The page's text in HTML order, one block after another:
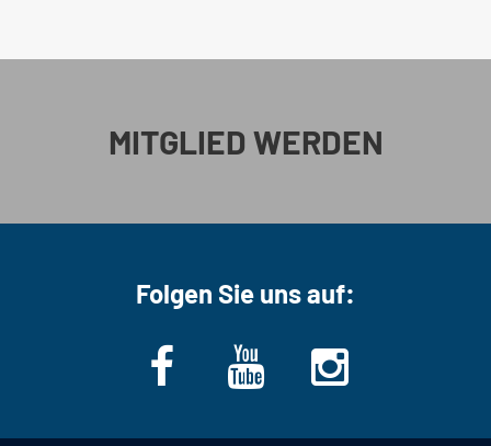
MITGLIED WERDEN
Folgen Sie uns auf: